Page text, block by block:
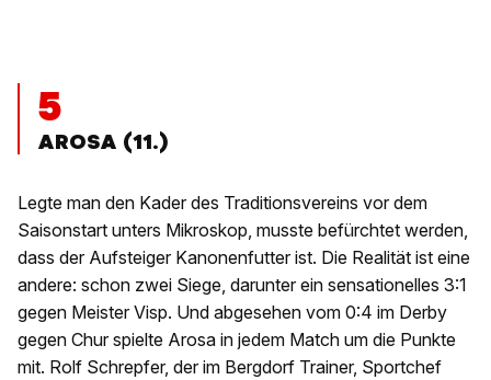
5
AROSA (11.)
Legte man den Kader des Traditionsvereins vor dem
Saisonstart unters Mikroskop, musste befürchtet werden,
dass der Aufsteiger Kanonenfutter ist. Die Realität ist eine
andere: schon zwei Siege, darunter ein sensationelles 3:1
gegen Meister Visp. Und abgesehen vom 0:4 im Derby
gegen Chur spielte Arosa in jedem Match um die Punkte
mit. Rolf Schrepfer, der im Bergdorf Trainer, Sportchef